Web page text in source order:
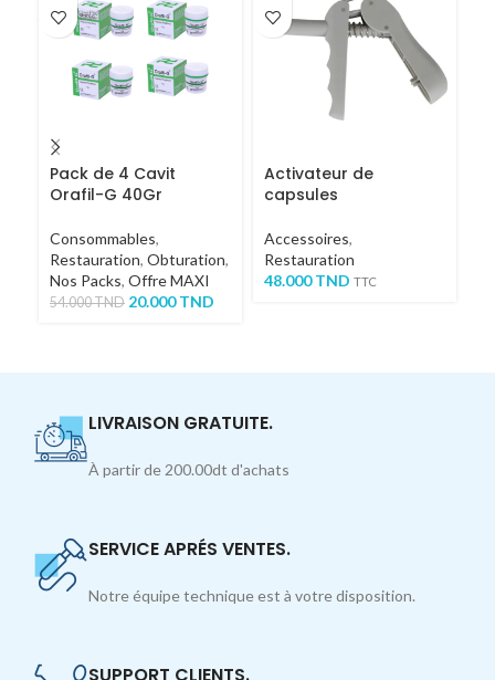
Pack de 4 Cavit
Orafil-G 40Gr
Consommables,
Restauration, Obturation,
Nos Packs, Offre MAXI
54.000TND 20.000TND
Activateur de
capsules
Accessoires,
Restauration
48.000TND TTC
LIVRAISON GRATUITE.
À partir de 200.00dt d'achats
SERVICE APRÉS VENTES.
Notre équipe technique est à votre disposition.